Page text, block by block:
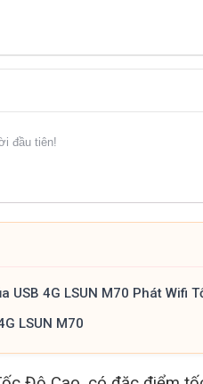
đầu tiên!
USB 4G LSUN M70 Phát Wifi
LSUN M70